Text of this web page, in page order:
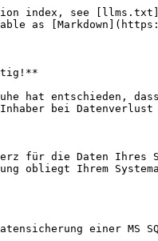
index, see
as
hat entschieden,
bei Datenverlust
für die Daten Ihres
obliegt Ihrem
einer MS